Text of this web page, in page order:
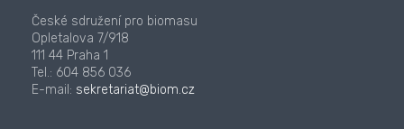
České sdružení pro biomasu
Opletalova 7/918
111 44 Praha 1
Tel.: 604 856 036
E-mail: sekretariat@biom.cz